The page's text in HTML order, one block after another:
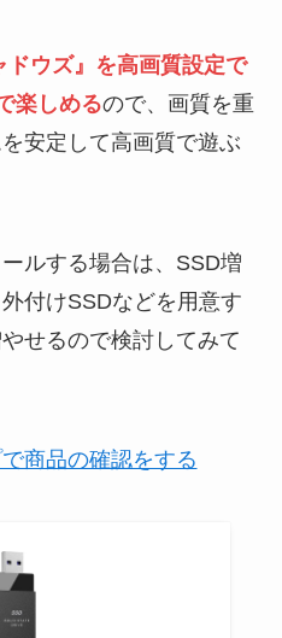
ドウズ』を高画質設定で
楽しめるので、画質を重
安定して高画質で遊ぶ
ルする場合は、SSD増
付けSSDなどを用意す
せるので検討してみて
商品の確認をする